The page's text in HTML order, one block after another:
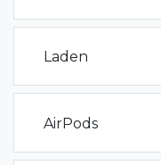
Laden
AirPods